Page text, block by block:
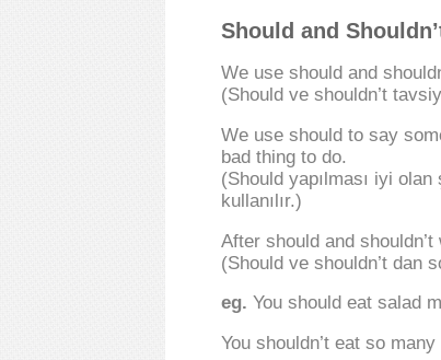
Should and
We use should and
(Should ve shouldn’t
We use should to say
bad thing to do.
(Should yapılması iyi
kullanılır.)
After should and
(Should ve shouldn’t dan
eg. You should eat salad
You shouldn’t eat so